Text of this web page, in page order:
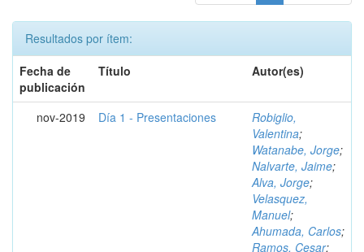
Resultados por ítem:
Fecha de
publicación
Título Autor(es)
nov-2019 Día 1 - Presentaciones
Robiglio,
Valentina;
Watanabe, Jorge;
Nalvarte, Jaime;
Alva, Jorge;
Velasquez,
Manuel;
Ahumada, Carlos;
Ramos, Cesar;